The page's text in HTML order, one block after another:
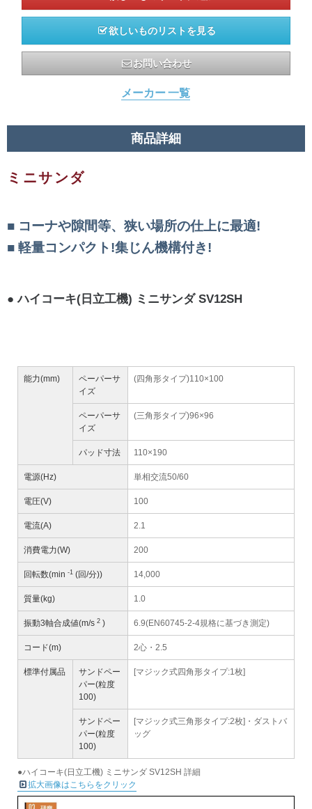
欲しいものリストを見る
お問い合わせ
メーカー 一覧
商品詳細
ミニサンダ
コーナや隙間等、狭い場所の仕上に最適!
軽量コンパクト!集じん機構付き!
ハイコーキ(日立工機) ミニサンダ SV12SH
能力(mm)
ペーパーサ
イズ
(四角形タイプ)110×100
ペーパーサ
イズ
(三角形タイプ)96×96
パッド寸法 110×190
電源(Hz) 単相交流50/60
電圧(V) 100
電流(A) 2.1
消費電力(W) 200
回転数(min -1 (回/分)) 14,000
質量(kg) 1.0
振動3軸合成値(m/s 2 ) 6.9(EN60745-2-4規格に基づき測定)
コード(m) 2心・2.5
標準付属品
サンドペー
パー(粒度
100)
[マジック式四角形タイプ:1枚]
サンドペー
パー(粒度
100)
[マジック式三角形タイプ:2枚]・ダストバ
ッグ
●ハイコーキ(日立工機) ミニサンダ SV12SH 詳細
拡大画像はこちらをクリック